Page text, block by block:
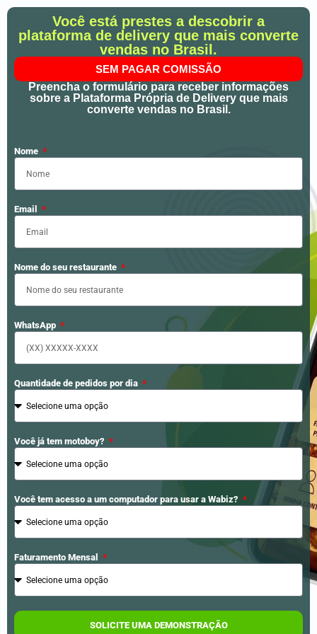
Você está prestes a descobrir a
plataforma de delivery que mais converte
vendas no Brasil.
SEM PAGAR COMISSÃO
Preencha o formulário para receber informações
sobre a Plataforma Própria de Delivery que mais
converte vendas no Brasil.
Nome
Email
Nome do seu restaurante
WhatsApp
Quantidade de pedidos por dia
Você já tem motoboy?
Você tem acesso a um computador para usar a Wabiz?
Faturamento Mensal
SOLICITE UMA DEMONSTRAÇÃO